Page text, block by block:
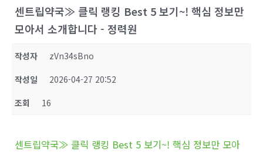
센트립약국≫ 클릭 랭킹 Best 5 보기~! 핵심 정보만
모아서 소개합니다 - 정력원
작성자
zVn34sBno
작성일
2026-04-27 20:52
조회
16
센트립약국≫ 클릭 랭킹 Best 5 보기~! 핵심 정보만 모아